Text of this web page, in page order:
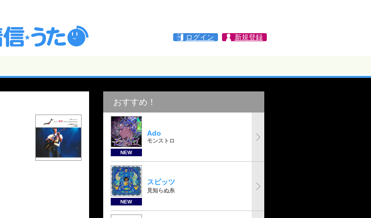
ログイン 新規登録
おすすめ！
NEW
Ado
モンストロ
NEW
スピッツ
見知らぬ糸